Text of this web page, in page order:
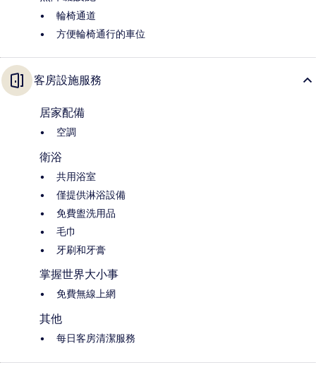
輪椅通道
方便輪椅通行的車位
客房設施服務
居家配備
空調
衛浴
共用浴室
僅提供淋浴設備
免費盥洗用品
毛巾
牙刷和牙膏
掌握世界大小事
免費無線上網
其他
每日客房清潔服務